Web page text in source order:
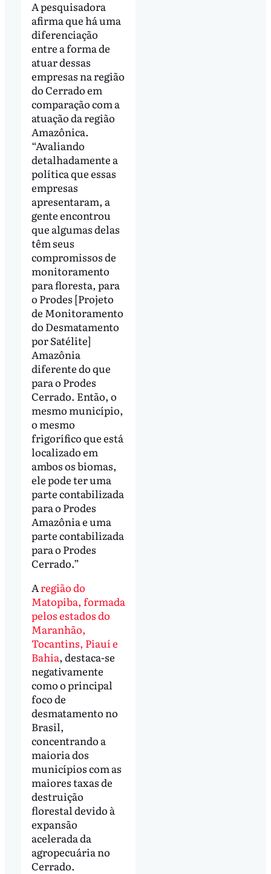
A pesquisadora
afirma que há uma
diferenciação
entre a forma de
atuar dessas
empresas na região
do Cerrado em
comparação com a
atuação da região
Amazônica.
“Avaliando
detalhadamente a
política que essas
empresas
apresentaram, a
gente encontrou
que algumas delas
têm seus
compromissos de
monitoramento
para floresta, para
o Prodes [Projeto
de Monitoramento
do Desmatamento
por Satélite]
Amazônia
diferente do que
para o Prodes
Cerrado. Então, o
mesmo município,
o mesmo
frigorífico que está
localizado em
ambos os biomas,
ele pode ter uma
parte contabilizada
para o Prodes
Amazônia e uma
parte contabilizada
para o Prodes
Cerrado.”
A região do
Matopiba, formada
pelos estados do
Maranhão,
Tocantins, Piauí e
Bahia, destaca-se
negativamente
como o principal
foco de
desmatamento no
Brasil,
concentrando a
maioria dos
municípios com as
maiores taxas de
destruição
florestal devido à
expansão
acelerada da
agropecuária no
Cerrado.